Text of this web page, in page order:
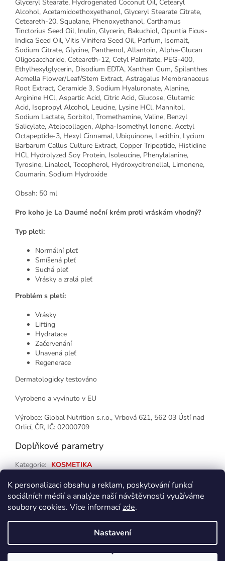
K personalizaci obsahu a reklam, poskytování funkcí
sociálních médií a analýze naší návštěvnosti využíváme
soubory cookies. Více informacízde.
Nastavení
Glyceryl Stearate, Hydrogenated Coconut Oil, Cetearyl
Alcohol, Acetamidoethoxyethanol, Glyceryl Stearate Citrate,
Ceteareth-20, Squalane, Phenoxyethanol, Carthamus
Tinctorius Seed Oil, Inulin, Glycerin, Bakuchiol, Opuntia Ficus-
Indica Seed Oil, Vitis Vinifera Seed Oil, Parfum, Isomalt,
Sodium Citrate, Glycine, Panthenol, Allantoin, Alpha-Glucan
Oligosaccharide, Ceteareth-12, Cetyl Palmitate, PEG-400,
Ethylhexylglycerin, Disodium EDTA, Xanthan Gum, Spilanthes
Acmella Flower/Leaf/Stem Extract, Astragalus Membranaceus
Root Extract, Ceramide 3, Sodium Hyaluronate, Alanine,
Arginine HCl, Aspartic Acid, Citric Acid, Glucose, Glutamic
Acid, Isopropyl Alcohol, Leucine, Lysine HCl, Mannitol,
Sodium Lactate, Sorbitol, Tromethamine, Valine, Benzyl
Salicylate, Atelocollagen, Alpha-Isomethyl Ionone, Acetyl
Octapeptide-3, Hexyl Cinnamal, Ubiquinone, Lecithin, Lycium
Barbarum Callus Culture Extract, Copper Tripeptide, Histidine
HCl, Hydrolyzed Soy Protein, Isoleucine, Phenylalanine,
Tyrosine, Linalool, Tocopherol, Hydroxycitronellal, Limonene,
Coumarin, Sodium Hydroxide
Obsah: 50 ml
Pro koho je La Daumé noční krém proti vráskám vhodný?
Typ pleti:
Normální pleť
Smíšená pleť
Suchá pleť
Vrásky a zralá pleť
Problém s pletí:
Vrásky
Lifting
Hydratace
Začervenání
Unavená pleť
Regenerace
Dermatologicky testováno
Vyrobeno a vyvinuto v EU
Výrobce: Global Nutrition s.r.o., Vrbová 621, 562 03 Ústí nad
Orlicí, ČR, IČ: 02000709
Doplňkové parametry
Kategorie: KOSMETIKA
Copyright 2026Zdraví, krása, dárky. Všechna práva vyhrazena.